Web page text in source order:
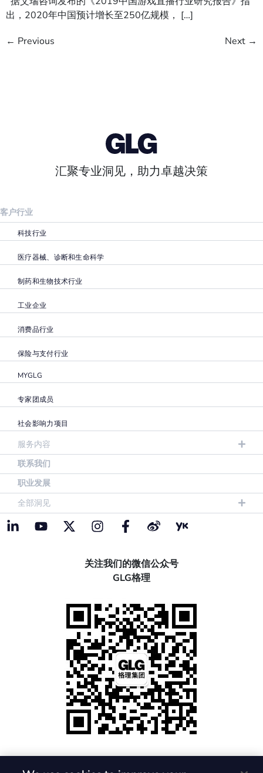
出，2020年中国预计增长至250亿规模， […]
← Previous Next →
汇聚专业洞见，助力卓越决策
客户行业
科技行业
医疗器械、诊断和生命科学
制药和生物技术行业
工业企业
消费品行业
保险与支付行业
MYGLG
专家团成员
社会影响力项目
服务内容
联系我们
职业发展
全部洞见
关注我们的微信公众号
GLG格理